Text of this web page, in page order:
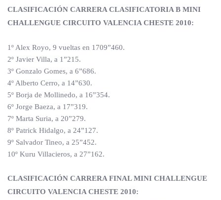
CLASIFICACIÓN CARRERA CLASIFICATORIA B MINI
CHALLENGUE CIRCUITO VALENCIA CHESTE 2010:
1º Alex Royo, 9 vueltas en 1709”460.
2º Javier Villa, a 1”215.
3º Gonzalo Gomes, a 6”686.
4º Alberto Cerro, a 14”630.
5º Borja de Mollinedo, a 16”354.
6º Jorge Baeza, a 17”319.
7º Marta Suria, a 20”279.
8º Patrick Hidalgo, a 24”127.
9º Salvador Tineo, a 25”452.
10º Kuru Villacieros, a 27”162.
CLASIFICACIÓN CARRERA FINAL MINI CHALLENGUE
CIRCUITO VALENCIA CHESTE 2010: